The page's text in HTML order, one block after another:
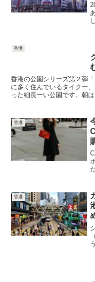
香港
香港の公園シリーズ第２弾
に多く住んでいるタイクー
った細長ーい公園です。朝
公園をご紹介します
香港
香港